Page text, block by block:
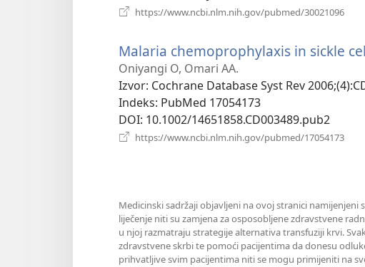
https://www.ncbi.nlm.nih.gov/pubmed/30021096
Malaria chemoprophylaxis in sickle
Oniyangi O, Omari AA.
Izvor‎: Cochrane Database Syst Rev
Indeks‎: PubMed 17054173
DOI‎: 10.1002/14651858.CD003489.pub2
https://www.ncbi.nlm.nih.gov/pubmed/17054173
Medicinski sadržaji objavljeni na ovoj stranici
liječenje niti su zamjena za osposobljene zdravstvene
u njoj razmatraju strategije alternativa transfuziji krvi.
zdravstvene skrbi te pomoći pacijentima da donesu
prihvatljive svim pacijentima niti se mogu primijeniti na